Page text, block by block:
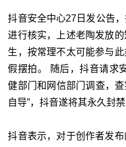
抖音安全中心27日发公告
进行核实，上述老陶发放
生，按常理不太可能参与
假摆拍。 随后，抖音请求
健部门和网信部门调查，查
自导”，抖音遂将其永久封禁
抖音表示，对于创作者发